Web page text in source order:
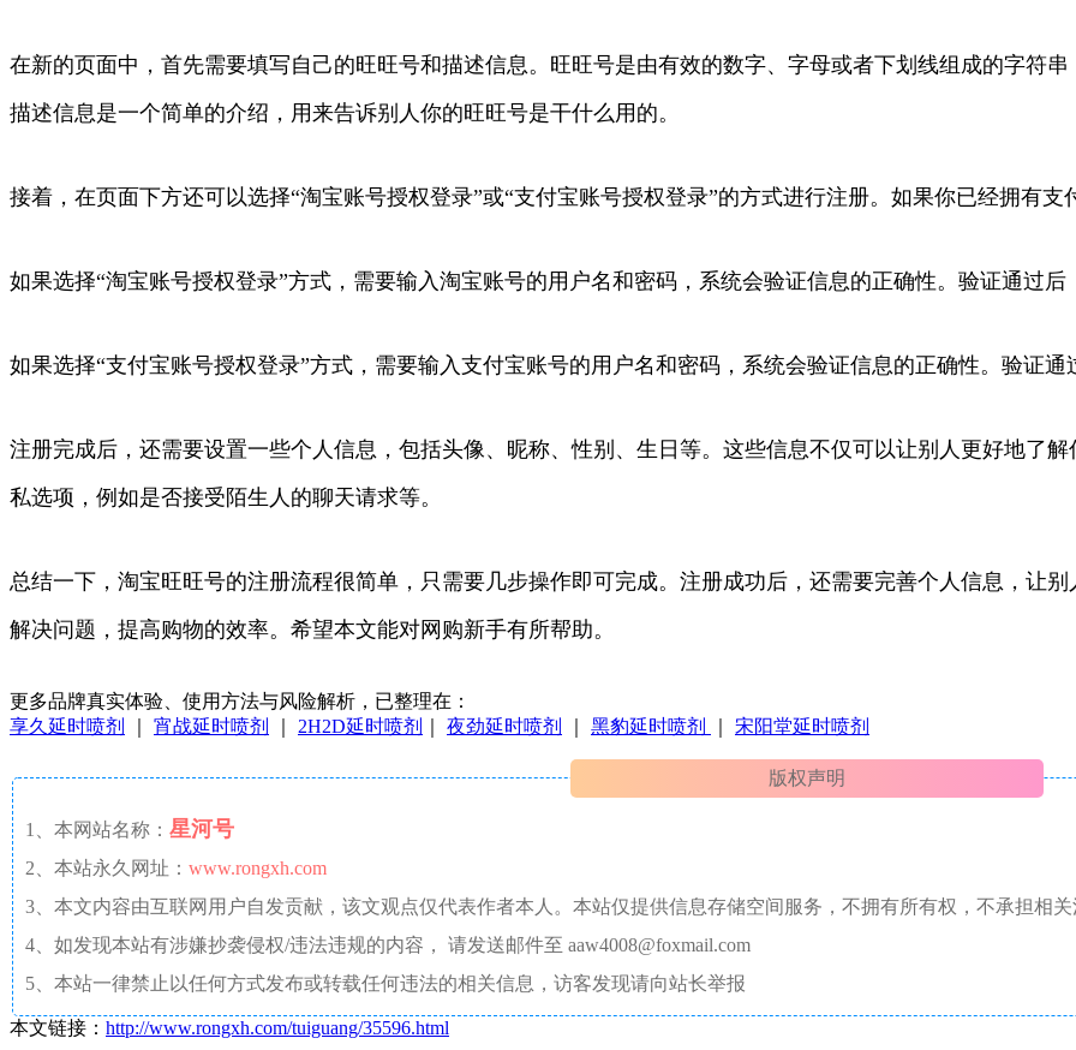
在新的页面中，首先需要填写自己的旺旺号和描述信息。旺旺号是由有效的数字、字母或者下划线组成的字符
描述信息是一个简单的介绍，用来告诉别人你的旺旺号是干什么用的。
接着，在页面下方还可以选择“淘宝账号授权登录”或“支付宝账号授权登录”的方式进行注册。如果你已经拥有
如果选择“淘宝账号授权登录”方式，需要输入淘宝账号的用户名和密码，系统会验证信息的正确性。验证通过
如果选择“支付宝账号授权登录”方式，需要输入支付宝账号的用户名和密码，系统会验证信息的正确性。验证
注册完成后，还需要设置一些个人信息，包括头像、昵称、性别、生日等。这些信息不仅可以让别人更好地了
私选项，例如是否接受陌生人的聊天请求等。
总结一下，淘宝旺旺号的注册流程很简单，只需要几步操作即可完成。注册成功后，还需要完善个人信息，让
解决问题，提高购物的效率。希望本文能对网购新手有所帮助。
更多品牌真实体验、使用方法与风险解析，已整理在：
享久延时喷剂
宵战延时喷剂 2H2D延时喷剂 夜劲延时喷剂 黑豹延时喷剂 宋阳堂延时喷剂
版权声明
1、本网站名称： 星河号
2、本站永久网址： www.rongxh.com
3、本文内容由互联网用户自发贡献，该文观点仅代表作者本人。本站仅提供信息存储空间服务，不拥有所有权，不承担相
4、如发现本站有涉嫌抄袭侵权/违法违规的内容， 请发送邮件至 aaw4008@foxmail.com
5、本站一律禁止以任何方式发布或转载任何违法的相关信息，访客发现请向站长举报
本文链接： http://www.rongxh.com/tuiguang/35596.html